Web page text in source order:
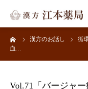
漢方のお話し 循
血…
Vol.71「バージャ
HOME